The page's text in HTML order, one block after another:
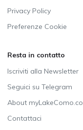
Privacy Policy
Preferenze Cookie
Resta in contatto
Iscriviti alla Newsletter
Seguici su Telegram
About myLakeComo.co
Contattaci